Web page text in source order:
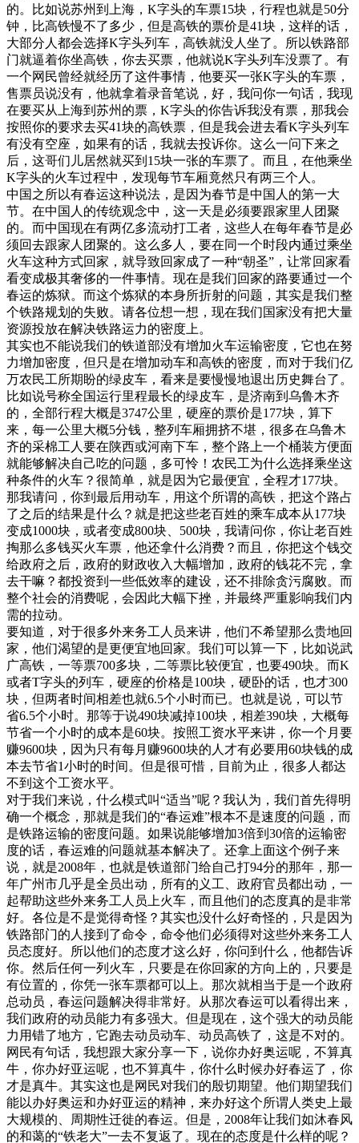
的。比如说苏州到上海，K字头的车票15块，行程也就是50分
钟，比高铁慢不了多少，但是高铁的票价是41块，这样的话，
大部分人都会选择K字头列车，高铁就没人坐了。所以铁路部
门就逼着你坐高铁，你去买票，他就说K字头列车没票了。有
一个网民曾经就经历了这件事情，他要买一张K字头的车票，
售票员说没有，他就拿着录音笔说，好，我问你一句话，我现
在要买从上海到苏州的票，K字头的你告诉我没有票，那我会
按照你的要求去买41块的高铁票，但是我会进去看K字头列车
有没有空座，如果有的话，我就去投诉你。这么一问下来之
后，这哥们儿居然就买到15块一张的车票了。而且，在他乘坐
K字头的火车过程中，发现每节车厢竟然只有两三个人。
中国之所以有春运这种说法，是因为春节是中国人的第一大
节。在中国人的传统观念中，这一天是必须要跟家里人团聚
的。而中国现在有两亿多流动打工者，这些人在每年春节是必
须回去跟家人团聚的。这么多人，要在同一个时段内通过乘坐
火车这种方式回家，就导致回家成了一种“朝圣”，让常回家看
看变成极其奢侈的一件事情。现在是我们回家的路要通过一个
春运的炼狱。而这个炼狱的本身所折射的问题，其实是我们整
个铁路规划的失败。请各位想一想，现在我们国家没有把大量
资源投放在解决铁路运力的密度上。
其实也不能说我们的铁道部没有增加火车运输密度，它也在努
力增加密度，但只是在增加动车和高铁的密度，而对于我们亿
万农民工所期盼的绿皮车，看来是要慢慢地退出历史舞台了。
比如说号称全国运行里程最长的绿皮车，是济南到乌鲁木齐
的，全部行程大概是3747公里，硬座的票价是177块，算下
来，每一公里大概5分钱，整列车厢拥挤不堪，很多在乌鲁木
齐的采棉工人要在陕西或河南下车，整个路上一个桶装方便面
就能够解决自己吃的问题，多可怜！农民工为什么选择乘坐这
种条件的火车？很简单，就是因为它最便宜，全程才177块。
那我请问，你到最后用动车，用这个所谓的高铁，把这个路占
了之后的结果是什么？就是把这些老百姓的乘车成本从177块
变成1000块，或者变成800块、500块，我请问你，你让老百姓
掏那么多钱买火车票，他还拿什么消费？而且，你把这个钱交
给政府之后，政府的财政收入大幅增加，政府的钱花不完，拿
去干嘛？都投资到一些低效率的建设，还不排除贪污腐败。而
整个社会的消费呢，会因此大幅下挫，并最终严重影响我们内
需的拉动。
要知道，对于很多外来务工人员来讲，他们不希望那么贵地回
家，他们渴望的是更便宜地回家。我们可以算一下，比如说武
广高铁，一等票700多块，二等票比较便宜，也要490块。而K
或者T字头的列车，硬座的价格是100块，硬卧的话，也才300
块，但两者时间相差也就6.5个小时而已。也就是说，可以节
省6.5个小时。那等于说490块减掉100块，相差390块，大概每
节省一个小时的成本是60块。按照工资水平来讲，你一个月要
赚9600块，因为只有每月赚9600块的人才有必要用60块钱的成
本去节省1小时的时间。但是很可惜，目前为止，很多人都达
不到这个工资水平。
对于我们来说，什么模式叫“适当”呢？我认为，我们首先得明
确一个概念，那就是我们的“春运难”根本不是速度的问题，而
是铁路运输的密度问题。如果说能够增加3倍到30倍的运输密
度的话，春运难的问题就基本解决了。还拿上面这个例子来
说，就是2008年，也就是铁道部门给自己打94分的那年，那一
年广州市几乎是全员出动，所有的义工、政府官员都出动，一
起帮助这些外来务工人员上火车，而且他们的态度真的是非常
好。各位是不是觉得奇怪？其实也没什么好奇怪的，只是因为
铁路部门的人接到了命令，命令他们必须得对这些外来务工人
员态度好。所以他们的态度才这么好，你问到什么，他都告诉
你。然后任何一列火车，只要是在你回家的方向上的，只要是
有位置的，你凭一张车票都可以上。那次就相当于是一个政府
总动员，春运问题解决得非常好。从那次春运可以看得出来，
我们政府的动员能力有多强大。但是现在，这个强大的动员能
力用错了地方，它跑去动员动车、动员高铁了，这是不对的。
网民有句话，我想跟大家分享一下，说你办好奥运呢，不算真
牛，你办好亚运呢，也不算真牛，你什么时候办好春运了，你
才是真牛。其实这也是网民对我们的殷切期望。他们期望我们
能以办好奥运和办好亚运的精神，来办好这个所谓人类史上最
大规模的、周期性迁徙的春运。但是，2008年让我们如沐春风
的和蔼的“铁老大”一去不复返了。现在的态度是什么样的呢？